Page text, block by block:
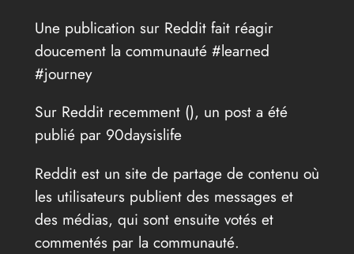
Une publication sur Reddit fait réagir
doucement la communauté #learned
#journey
Sur Reddit recemment (), un post a été
publié par 90daysislife
Reddit est un site de partage de contenu où
les utilisateurs publient des messages et
des médias, qui sont ensuite votés et
commentés par la communauté.